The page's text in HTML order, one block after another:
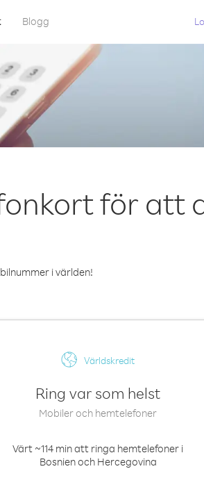
Blogg
för att
i världen!
Världskredit
Ring var som helst
Mobiler och hemtelefoner
Värt ~114 minatt ringa hemtelefoner i
Bosnien och Hercegovina